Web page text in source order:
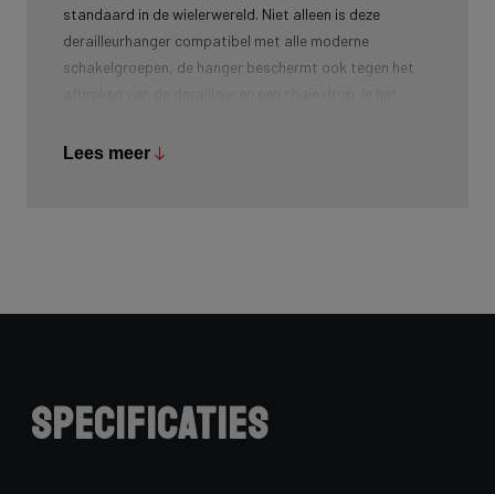
standaard in de wielerwereld. Niet alleen is deze
derailleurhanger compatibel met alle moderne
schakelgroepen, de hanger beschermt ook tegen het
brengt de techniek ook naar andere segmenten.
Lees meer
Specificaties